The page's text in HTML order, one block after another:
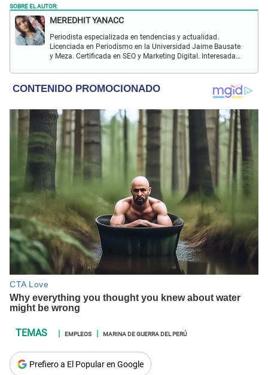
SOBRE EL AUTOR:
MEREDHIT YANACC
Periodista especializada en tendencias y actualidad.
Licenciada en Periodismo en la Universidad Jaime Bausate
y Meza. Certificada en SEO y Marketing Digital. Interesada
farándula y más.
EMPLEOS MARINA DE GUERRA DEL PERÚ
Prefiero a El Popular en Google